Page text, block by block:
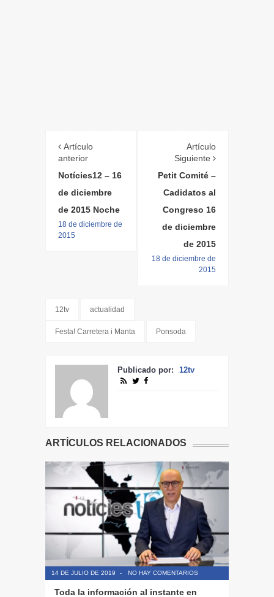
Artículo
anterior
Notícies12 – 16
de diciembre
de 2015 Noche
18 de diciembre de
2015
Artículo
Siguiente
Petit Comité –
Cadidatos al
Congreso 16
de diciembre
de 2015
18 de diciembre de
2015
12tv actualidad
Festa! Carretera i Manta Ponsoda
Publicado por: 12tv
ARTÍCULOS RELACIONADOS
14 DE JULIO DE 2019 - NO HAY COMENTARIOS
Toda la información al instante en